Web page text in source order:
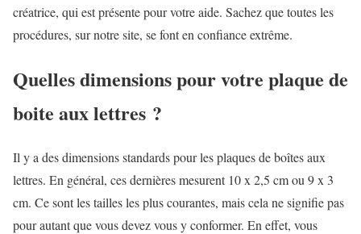
créatrice, qui est présente pour votre aide. Sachez que toutes les
procédures, sur notre site, se font en confiance extrême.
Quelles dimensions pour votre plaque de
boite aux lettres ?
Il y a des dimensions standards pour les plaques de boîtes aux
lettres. En général, ces dernières mesurent 10 x 2,5 cm ou 9 x 3
cm. Ce sont les tailles les plus courantes, mais cela ne signifie pas
pour autant que vous devez vous y conformer. En effet, vous